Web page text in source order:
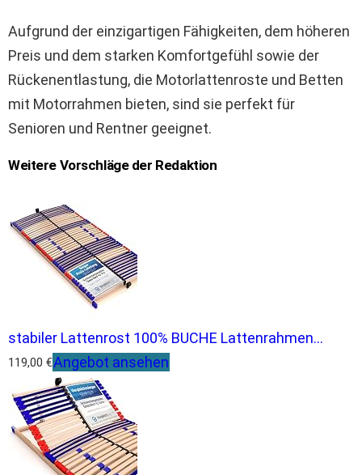
Aufgrund der einzigartigen Fähigkeiten, dem höheren
Preis und dem starken Komfortgefühl sowie der
Rückenentlastung, die Motorlattenroste und Betten
mit Motorrahmen bieten, sind sie perfekt für
Senioren und Rentner geeignet.
Weitere Vorschläge der Redaktion
stabiler Lattenrost 100% BUCHE Lattenrahmen...
119,00 €Angebot ansehen